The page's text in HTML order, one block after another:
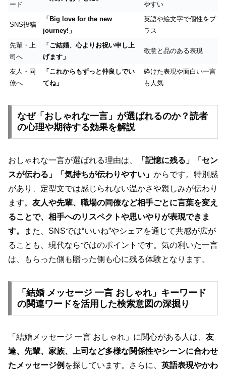
ード
やすい
SNS投稿
「Big love for the new
journey!」
英語や絵文字で個性をプ
ラス
先輩・上
司へ
「ご結婚、心よりお祝い申し上
げます」
敬意と品のある表現
友人・同
僚へ
「これからもずっと仲良しでい
てね」
砕けた表現や面白い一言
も人気
なぜ「おしゃれな一言」が選ばれるのか？読者
の心理や期待する効果を解説
おしゃれな一言が選ばれる理由は、
「記憶に残る」「セン
スが伝わる」「気持ちが伝わりやすい」 からです。特別感
があり、定型文では感じられない温かさや親しみが伝わり
ます。 友人や先輩、職場の同僚など相手ごとに言葉を変え
ることで、相手へのリスペクトや思いやりが表現できま
す。
また、SNSでは“いいね”やシェアを通じて共感が広が
ることも、現代ならではのポイントです。気の利いた一言
は、もらった側も贈った側も心に残る体験となります。
「結婚 メッセージ 一言 おしゃれ」キーワード
の関連ワードを活用した検索意図の深掘り
「結婚メッセージ 一言 おしゃれ」に関心がある人は、 友
達、先輩、家族、上司など多様な関係性やシーンに合わせ
たメッセージ例 を探しています。さらに、 英語表現やかわ